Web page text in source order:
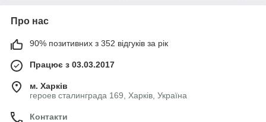
Про нас
90% позитивних з 352 відгуків за рік
Працює з 03.03.2017
м. Харків
героев сталинграда 169, Харків, Україна
Контакти